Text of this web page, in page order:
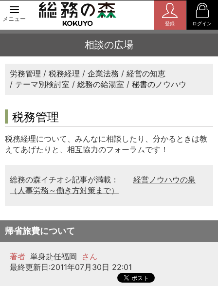
メニュー
登録 ログイン
相談の広場
労務管理 税務経理 企業法務
経営の知恵
テーマ別検討室
総務の給湯室 秘書のノウハウ
税務管理
税務経理について、みんなに相談したり、分かるときは教
えてあげたりと、相互協力のフォーラムです！
総務の森イチオシ記事が満載：
経営ノウハウの泉
（人事労務～働き方対策まで）
帰省旅費について
著者 単身赴任福岡
さん
最終更新日:2011年07月30日 22:01